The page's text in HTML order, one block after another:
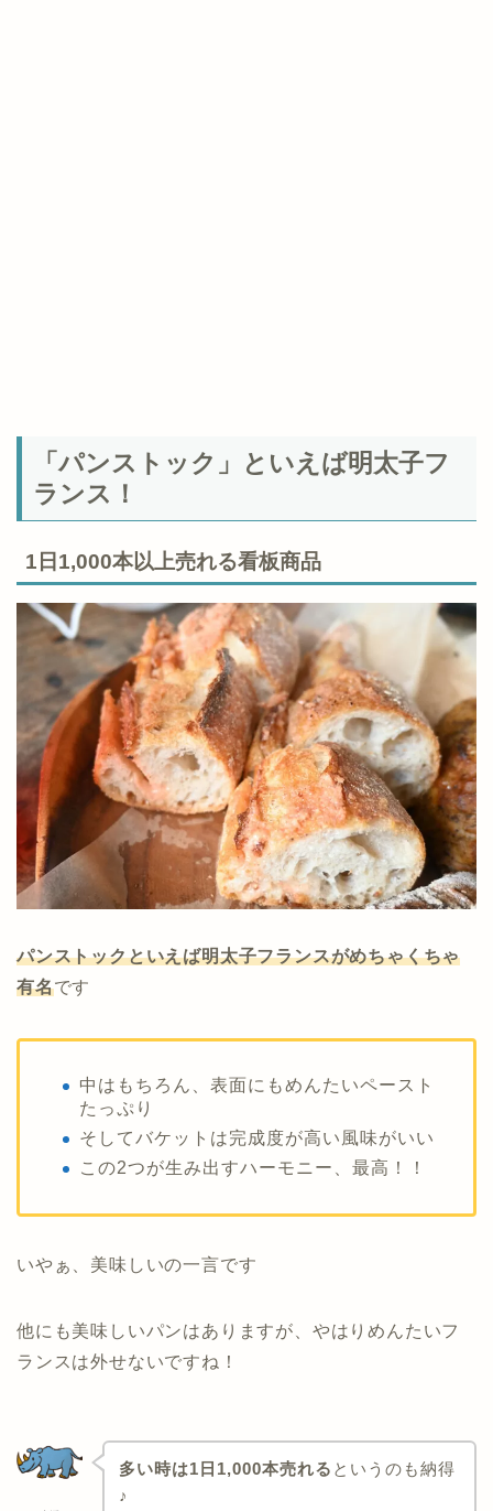
「パンストック」といえば明太子フ
ランス！
1日1,000本以上売れる看板商品
パンストックといえば明太子フランスがめちゃくちゃ
有名です
中はもちろん、表面にもめんたいペースト
たっぷり
そしてバケットは完成度が高い風味がいい
この2つが生み出すハーモニー、最高！！
いやぁ、美味しいの一言です
他にも美味しいパンはありますが、やはりめんたいフ
ランスは外せないですね！
多い時は1日1,000本売れる というのも納得
♪